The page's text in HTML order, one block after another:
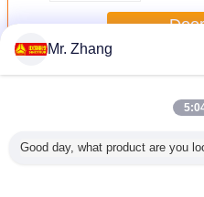
de
MeerZware
Mr. Zhang
Good day, what product are you